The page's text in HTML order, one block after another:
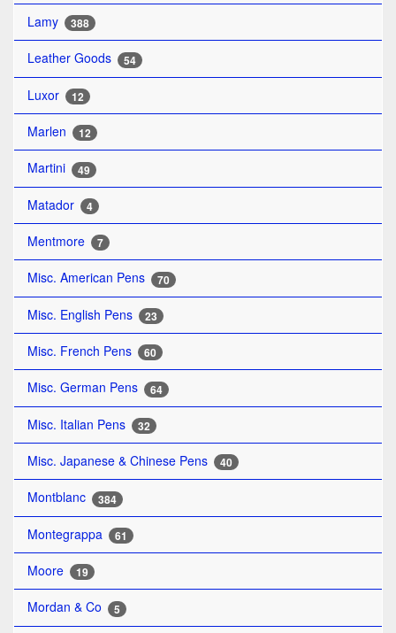
Lamy 388
Leather Goods 54
Luxor 12
Marlen 12
Martini 49
Matador 4
Mentmore 7
Misc. American Pens 70
Misc. English Pens 23
Misc. French Pens 60
Misc. German Pens 64
Misc. Italian Pens 32
Misc. Japanese & Chinese Pens 40
Montblanc 384
Montegrappa 61
Moore 19
Mordan & Co 5